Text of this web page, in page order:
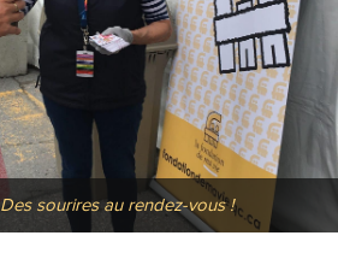
Des sourires au rendez-vous !